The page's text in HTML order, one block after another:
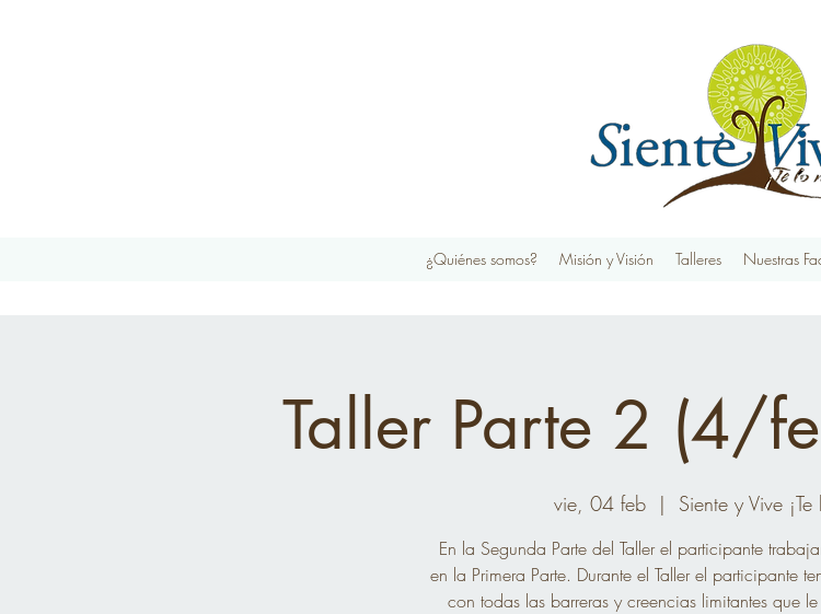
¿Quiénes somos? Misión y Visión Talleres Nuestras
Taller Parte 2 (4/
vie, 04 feb
  |
Siente y Vive
En la Segunda Parte del Taller el participante
en la Primera Parte. Durante el Taller el participante
con todas las barreras y creencias limitantes que